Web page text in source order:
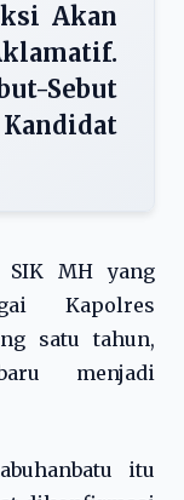
Akan
Sebut
SIK MH yang
Kapolres
satu tahun,
menjadi
itu